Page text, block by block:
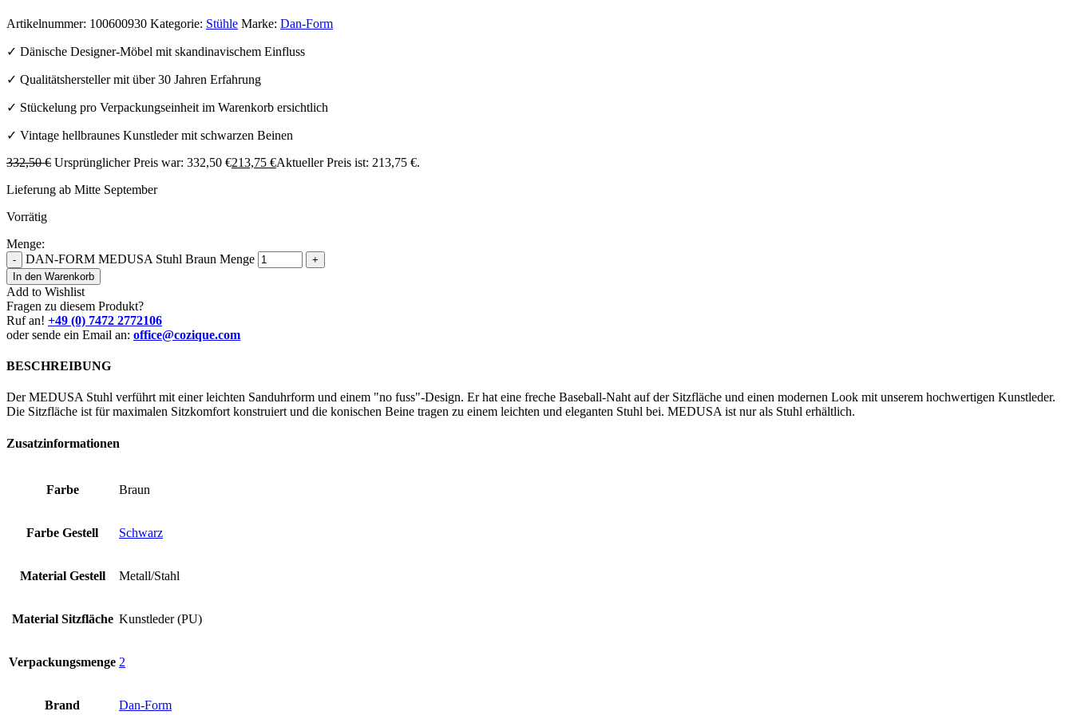
Artikelnummer: 100600930 Kategorie: Stühle Marke: Dan-Form
✓ Dänische Designer-Möbel mit skandinavischem Einfluss
✓ Qualitätshersteller mit über 30 Jahren Erfahrung
✓ Stückelung pro Verpackungseinheit im Warenkorb ersichtlich
✓ Vintage hellbraunes Kunstleder mit schwarzen Beinen
332,50€ Ursprünglicher Preis war: 332,50 €213,75 €Aktueller Preis ist: 213,75 €.
Lieferung ab Mitte September
Vorrätig
Menge:
- DAN-FORM MEDUSA Stuhl Braun Menge
+
In den Warenkorb
Add to Wishlist
Fragen zu diesem Produkt?
Ruf an! +49 (0) 7472 2772106
oder sende ein Email an: office@cozique.com
BESCHREIBUNG
Der MEDUSA Stuhl verführt mit einer leichten Sanduhrform und einem "no fuss"-Design. Er hat eine freche Baseball-Naht auf der Sitzfläche und einen modernen Look mit unserem hochwertigen Kunstleder.
Die Sitzfläche ist für maximalen Sitzkomfort konstruiert und die konischen Beine tragen zu einem leichten und eleganten Stuhl bei. MEDUSA ist nur als Stuhl erhältlich.
Zusatzinformationen
Farbe Braun
Farbe Gestell Schwarz
Material Gestell Metall/Stahl
Material Sitzfläche Kunstleder (PU)
Verpackungsmenge 2
Brand Dan-Form